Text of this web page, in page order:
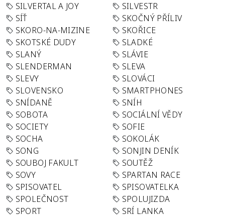
SILVERTAL A JOY
SILVESTR
SÍŤ
SKOČNÝ PŘÍLIV
SKORO-NA-MIZINE
SKOŘICE
SKOTSKÉ DUDY
SLADKÉ
SLANÝ
SLÁVIE
SLENDERMAN
SLEVA
SLEVY
SLOVÁCI
SLOVENSKO
SMARTPHONES
SNÍDANĚ
SNÍH
SOBOTA
SOCIÁLNÍ VĚDY
SOCIETY
SOFIE
SOCHA
SOKOLÁK
SONG
SONJIN DENÍK
SOUBOJ FAKULT
SOUTĚŽ
SOVY
SPARTAN RACE
SPISOVATEL
SPISOVATELKA
SPOLEČNOST
SPOLUJIZDA
SPORT
SRÍ LANKA